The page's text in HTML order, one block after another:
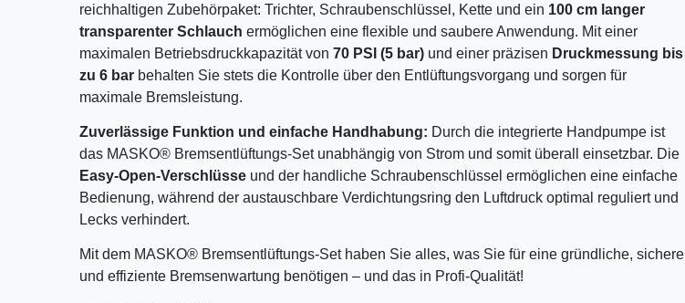
reichhaltigen Zubehörpaket: Trichter, Schraubenschlüssel, Kette und ein 100 cm langer
transparenter Schlauch ermöglichen eine flexible und saubere Anwendung. Mit einer
maximalen Betriebsdruckkapazität von 70 PSI (5 bar) und einer präzisen Druckmessung bis
zu 6 bar behalten Sie stets die Kontrolle über den Entlüftungsvorgang und sorgen für
maximale Bremsleistung.
Zuverlässige Funktion und einfache Handhabung: Durch die integrierte Handpumpe ist
das MASKO® Bremsentlüftungs-Set unabhängig von Strom und somit überall einsetzbar. Die
Easy-Open-Verschlüsse und der handliche Schraubenschlüssel ermöglichen eine einfache
Bedienung, während der austauschbare Verdichtungsring den Luftdruck optimal reguliert und
Lecks verhindert.
Mit dem MASKO® Bremsentlüftungs-Set haben Sie alles, was Sie für eine gründliche, sichere
und effiziente Bremsenwartung benötigen – und das in Profi-Qualität!